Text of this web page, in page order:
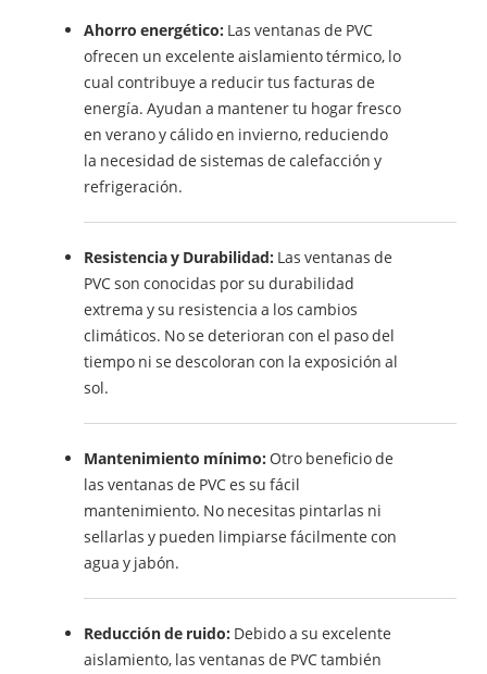
Ahorro energético: Las ventanas de PVC
ofrecen un excelente aislamiento térmico, lo
cual contribuye a reducir tus facturas de
energía. Ayudan a mantener tu hogar fresco
en verano y cálido en invierno, reduciendo
la necesidad de sistemas de calefacción y
refrigeración.
Resistencia y Durabilidad: Las ventanas de
PVC son conocidas por su durabilidad
extrema y su resistencia a los cambios
climáticos. No se deterioran con el paso del
tiempo ni se descoloran con la exposición al
sol.
Mantenimiento mínimo: Otro beneficio de
las ventanas de PVC es su fácil
mantenimiento. No necesitas pintarlas ni
sellarlas y pueden limpiarse fácilmente con
agua y jabón.
Reducción de ruido: Debido a su excelente
aislamiento, las ventanas de PVC también